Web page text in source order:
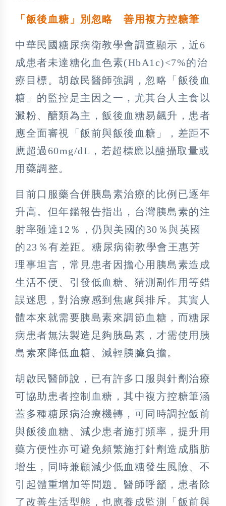
「飯後血糖」別忽略 善用複方控糖筆
中華民國糖尿病衛教學會調查顯示，近6
成患者未達糖化血色素(HbA1c)<7%的治
療目標。胡啟民醫師強調，忽略「飯後血
糖」的監控是主因之一，尤其台人主食以
澱粉、醣類為主，飯後血糖易飆升，患者
應全面審視「飯前與飯後血糖」，差距不
應超過60mg/dL，若超標應以醣攝取量或
用藥調整。
目前口服藥合併胰島素治療的比例已逐年
升高。但年鑑報告指出，台灣胰島素的注
射率雖達12％，仍與美國的30％與英國
的23％有差距。糖尿病衛教學會王惠芳
理事坦言，常見患者因擔心用胰島素造成
生活不便、引發低血糖、猜測副作用等錯
誤迷思，對治療感到焦慮與排斥。其實人
體本來就需要胰島素來調節血糖，而糖尿
病患者無法製造足夠胰島素，才需使用胰
島素來降低血糖、減輕胰臟負擔。
胡啟民醫師說，已有許多口服與針劑治療
可協助患者控制血糖，其中複方控糖筆涵
蓋多種糖尿病治療機轉，可同時調控飯前
與飯後血糖、減少患者施打頻率，提升用
藥方便性亦可避免頻繁施打針劑造成脂肪
增生，同時兼顧減少低血糖發生風險、不
引起體重增加等問題。醫師呼籲，患者除
了改善生活型態，也應養成監測「飯前與